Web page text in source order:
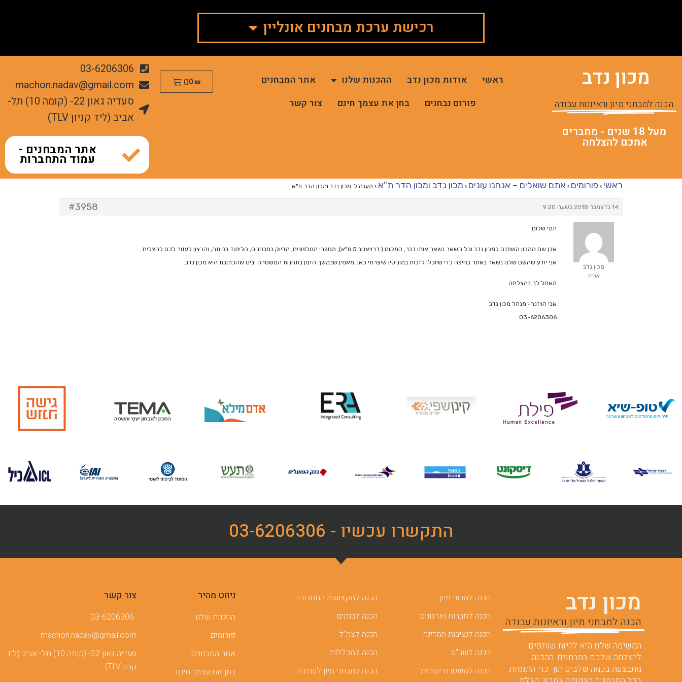
רכישת ערכת מבחנים אונליין
מכון נדב
הכנה למבחני מיון וראיונות עבודה
מעל 18 שנים - מחברים
אתכם להצלחה
ראשי אודות מכון נדב ההכנות שלנו
אתר המבחנים
פורום נבחנים
בחן את עצמך חינם צור קשר
0₪
0
03-6206306
machon.nadav@gmail.com
סעדיה גאון 22- (קומה 10) תל-
אביב (ליד קניון TLV)
אתר המבחנים -
עמוד התחברות
ראשי › פורומים › אתם שואלים – אנחנו עונים › מכון נדב ומכון הדר ת"א › מענה ל־מכון נדב ומכון הדר ת"א
14 בדצמבר 2018 בשעה 9:20 #3958
מכון נדב
אורח
תמי שלום
אכן שם המכון השתנה למכון נדב וכל השאר נשאר אותו דבר, המקום ( דרויאנוב 5 ת"א), מספרי הטלפונים, הדיוק במבחנים, הלימוד בכיתה, והרצון לעזור לכם להצליח.
אני יודע שהשם שלנו נשאר באתר בחיפה כדי שיוכלו לזכות במוניטין שיצרתי כאן. מאמין שבמשך הזמן בתחנות המשטרה יבינו שהכתובת היא מכון נדב.
מאחל לך בהצלחה
אבי הויזנר- מנהל מכון נדב
03-6206306
התקשרו עכשיו - 03-6206306
מכון נדב
הכנה למבחני מיון וראיונות עבודה
המשימה שלנו היא להיות שותפים
להצלחה שלכם במבחנים. ההכנה
מתבצעת בכמה שלבים תוך כדי התנסות
הכנה למכוני מיון
הכנה לחברות וארגונים
הכנה לנציבות המדינה
הכנה לשב"ס
הכנה למשטרת ישראל
הכנה למקצועות התחבורה
הכנה לבנקים
הכנה לצה”ל
הכנה למכללות
הכנה למבחני מיון לעבודה
ניווט מהיר
ההכנות שלנו
פורומים
אתר המבחנים
בחן את עצמך חינם
צור קשר
03-6206306
machon.nadav@gmail.com
סעדיה גאון 22- (קומה 10) תל- אביב (ליד
קניון TLV)